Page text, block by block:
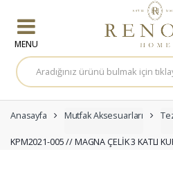
A
r
a
a
:
Anasayfa Mutfak Aksesuarları
KPM2021-005 // MAGNA ÇELİK 3 KATLI